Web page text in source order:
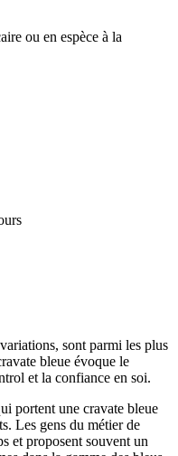
ou en espèce à la
sont parmi les plus
bleue évoque le
et la confiance en soi.
portent une cravate bleue
Les gens du métier de
et proposent souvent un